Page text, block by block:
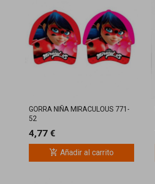
GORRA NIÑA MIRACULOUS 771-
52
4,77 €
add_shopping_cart Añadir al carrito